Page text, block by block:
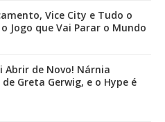
Vice City e Tudo o
Jogo que Vai Parar o Mundo
Abrir de Novo! Nárnia
Greta Gerwig, e o Hype é